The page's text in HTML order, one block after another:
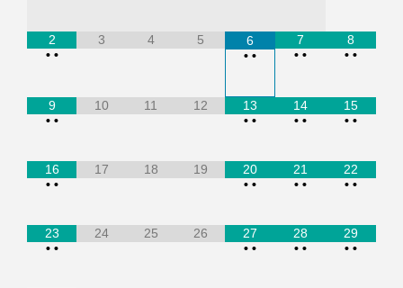
2
• •
3 4 5
6
• •
7
• •
8
• •
9
• •
10 11 12
13
• •
14
• •
15
• •
16
• •
17 18 19
20
• •
21
• •
22
• •
23
• •
24 25 26
27
• •
28
• •
29
• •